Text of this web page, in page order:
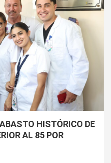
HISTÓRICO DE
AL 85 POR